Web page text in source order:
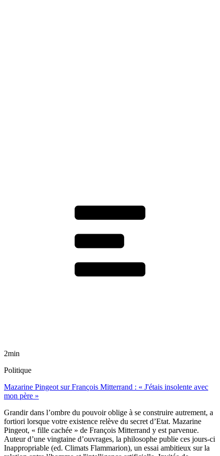
2min
Politique
Mazarine Pingeot sur François Mitterrand : « J'étais insolente avec
mon père »
Grandir dans l’ombre du pouvoir oblige à se construire autrement, a
fortiori lorsque votre existence relève du secret d’Etat. Mazarine
Pingeot, « fille cachée » de François Mitterrand y est parvenue.
Auteur d’une vingtaine d’ouvrages, la philosophe publie ces jours-ci
Inappropriable (ed. Climats Flammarion), un essai ambitieux sur la